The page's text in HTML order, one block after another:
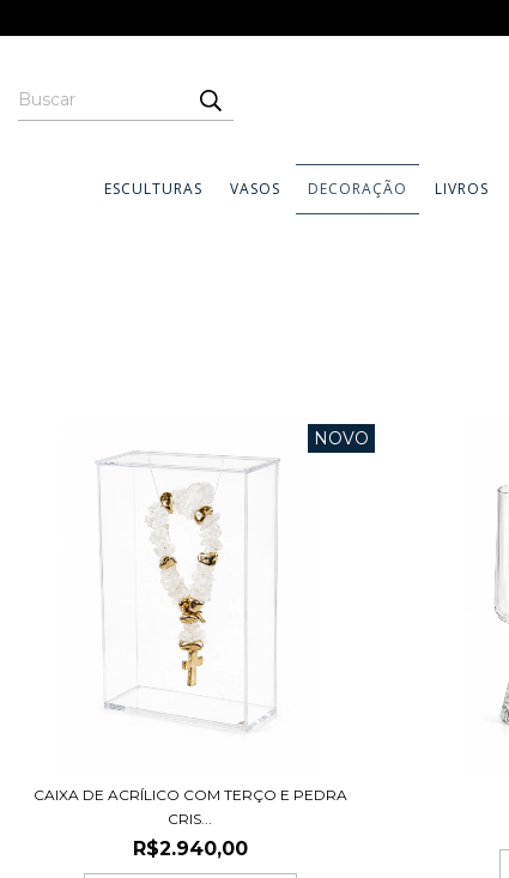
ESCULTURAS VASOS DECORAÇÃO LIVROS
NOVO
CAIXA DE ACRÍLICO COM TERÇO E PEDRA
CRIS...
R$2.940,00